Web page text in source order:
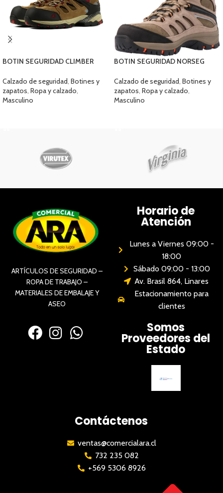
BOTIN SEGURIDAD CLIMBER
Calzado de seguridad Botines y
zapatos Ropa y calzado
Masculino
BOTIN SEGURIDAD NORSEG
Calzado de seguridad Botines y
zapatos Ropa y calzado
Masculino
ARTÍCULOS DE SEGURIDAD –
ROPA DE TRABAJO –
MATERIALES DE EMBALAJE Y
ASEO
Horario de
Atención
Lunes a Viernes 09:00 -
18:00
Sábado 09:00 - 13:00
Av. Brasil 864, Linares
Estacionamiento para
clientes
Somos
Proveedores del
Estado
Contáctenos
ventas@comercialara.cl
732 235 082
+569 5306 8926